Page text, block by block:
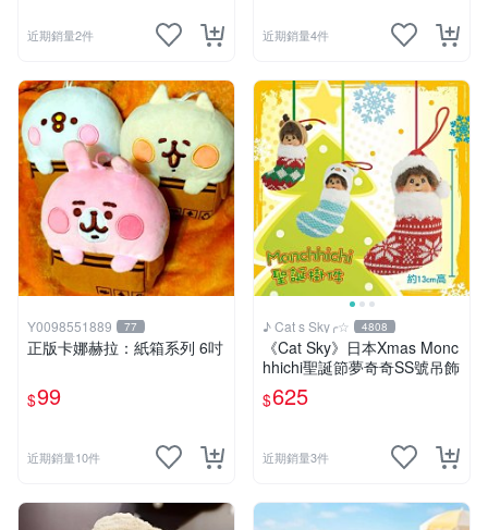
近期銷量2件 近期銷量4件
Y0098551889 77
正版卡娜赫拉：紙箱系列 6吋
$99
近期銷量10件
♪ Cat s Sky╭☆ 4808
《Cat Sky》日本Xmas Monc
hhichi聖誕節夢奇奇SS號吊飾
$625
近期銷量3件